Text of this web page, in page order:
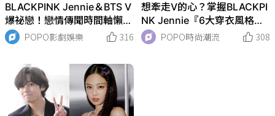
BLACKPINK Jennie＆BTS V
爆祕戀！戀情傳聞時間軸懶人
包：合照多次流出、巴黎甜蜜
牽手，韓網一片祝福！
POPO影劇娛樂 316
想牽走V的心？掌握BLACKPI
NK Jennie『6大穿衣風格』
直接晉升行走發電機！
POPO時尚潮流 308